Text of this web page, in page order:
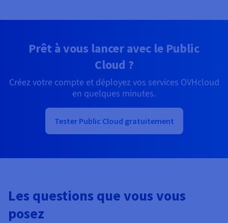
Prêt à vous lancer avec le Public
Cloud ?
Créez votre compte et déployez vos services OVHcloud
en quelques minutes.
Tester Public Cloud gratuitement
Les questions que vous vous
posez